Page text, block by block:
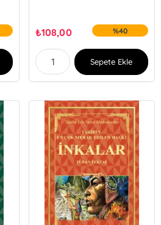
₺108,00 %40
Sepete Ekle